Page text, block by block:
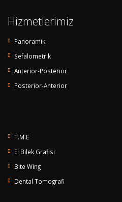
Hizmetlerimiz
Panoramik
Sefalometrik
Anterior-Posterior
Posterior-Anterior
T.M.E
El Bilek Grafisi
Bite Wing
Dental Tomografi